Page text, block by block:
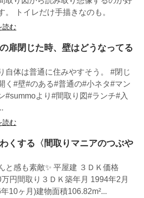
。 トイレだけ手描きなのも。
読む
扉閉じた時、壁はどうなってる
自体は普通に住みやすそう。 #閉じ
く#壁#のある#普通の#小ネタ#マン
#summoより#間取り図#ランチ#入
読む
くする〈間取りマニアのつぶや
と感も素敵✨ 平屋建 ３ＤＫ価格
円間取り３ＤＫ築年月 1994年2月
10ヶ月)建物面積106.82m²...